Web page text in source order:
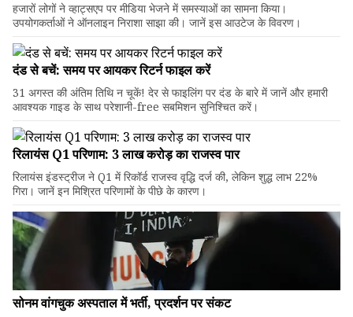
हजारों लोगों ने व्हाट्सएप पर मीडिया भेजने में समस्याओं का सामना किया।
उपयोगकर्ताओं ने ऑनलाइन निराशा साझा की। जानें इस आउटेज के विवरण।
दंड से बचें: समय पर आयकर रिटर्न फाइल करें
31 अगस्त की अंतिम तिथि न चूकें! देर से फाइलिंग पर दंड के बारे में जानें और हमारी
आवश्यक गाइड के साथ परेशानी-free सबमिशन सुनिश्चित करें।
रिलायंस Q1 परिणाम: ₹3 लाख करोड़ का राजस्व पार
रिलायंस इंडस्ट्रीज ने Q1 में रिकॉर्ड राजस्व वृद्धि दर्ज की, लेकिन शुद्ध लाभ 22%
गिरा। जानें इन मिश्रित परिणामों के पीछे के कारण।
सोनम वांगचुक अस्पताल में भर्ती, प्रदर्शन पर संकट